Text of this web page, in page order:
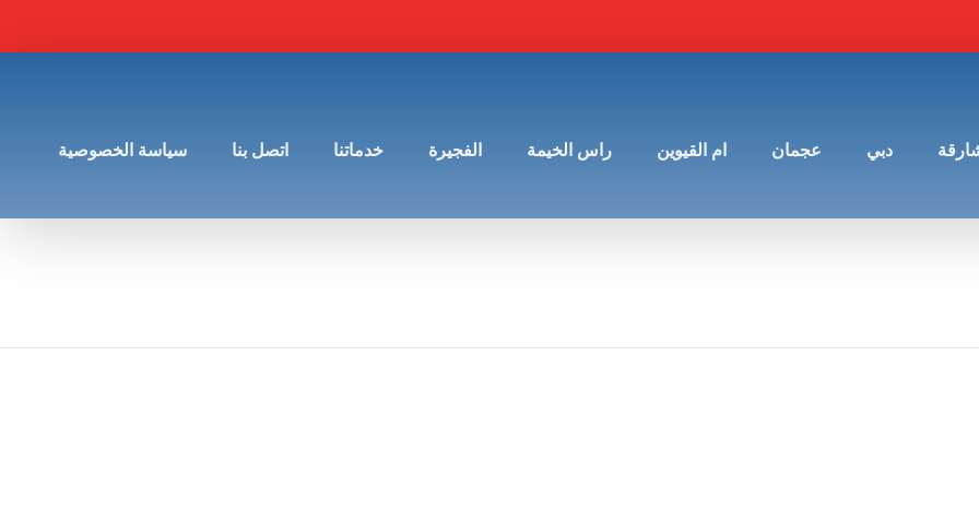
دبي عجمان ام القيوين راس الخيمة الفجيرة خدماتنا اتصل بنا سياسة الخصوصية